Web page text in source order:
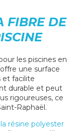
FIBRE DE
les piscines en
une surface
et facilite
durable et peut
rigoureuses, ce
Raphaël.
résine polyester